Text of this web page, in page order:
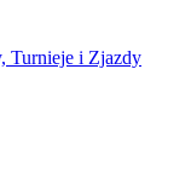
Turnieje i Zjazdy